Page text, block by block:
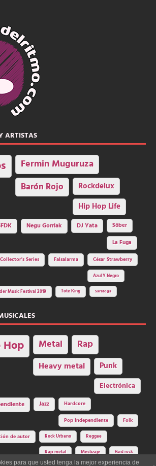
ARTISTAS
Fermin Muguruza
Barón Rojo Rockdelux
Hip Hop Life
Negu Gorriak DJ Yata
Sôber
La Fuga
Collector's Series Falsalarma César Strawberry
Azul Y Negro
Music Festival 2019 Tote King Saratoga
Metal Rap
Heavy metal Punk
Electrónica
Jazz Hardcore
Pop Independiente Folk
de autor Rock Urbano Reggae
Rap metal Mestizaje Hard rock
para que usted tenga la mejor experiencia de